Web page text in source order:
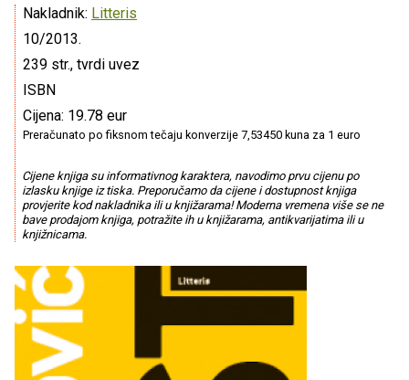
Nakladnik: Litteris
10/2013.
239 str., tvrdi uvez
ISBN
Cijena: 19.78 eur
Preračunato po fiksnom tečaju konverzije 7,53450 kuna za 1 euro
Cijene knjiga su informativnog karaktera, navodimo prvu cijenu po
izlasku knjige iz tiska. Preporučamo da cijene i dostupnost knjiga
provjerite kod nakladnika ili u knjižarama! Moderna vremena više se ne
bave prodajom knjiga, potražite ih u knjižarama, antikvarijatima ili u
knjižnicama.